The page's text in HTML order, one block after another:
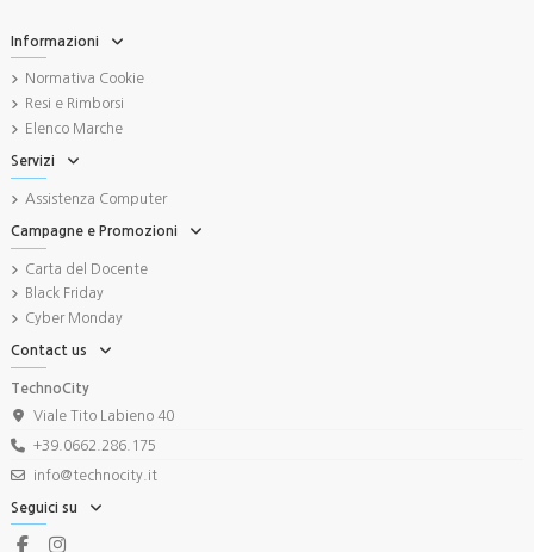
Informazioni
Normativa Cookie
Resi e Rimborsi
Elenco Marche
Servizi
Assistenza Computer
Campagne e Promozioni
Carta del Docente
Black Friday
Cyber Monday
Contact us
TechnoCity
Viale Tito Labieno 40
+39.0662.286.175
info@technocity.it
Seguici su